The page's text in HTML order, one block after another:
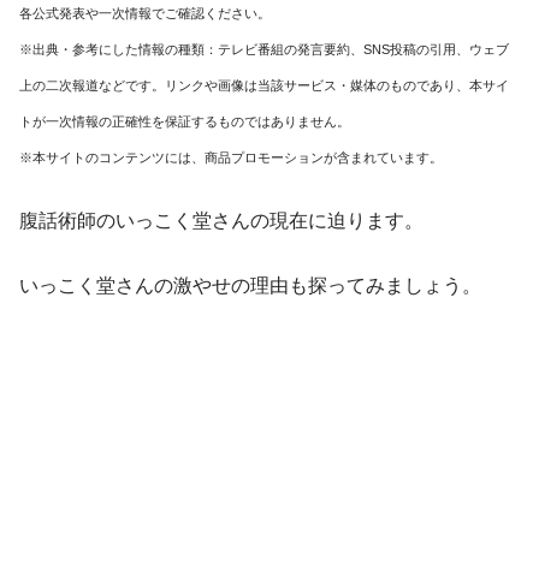
各公式発表や一次情報でご確認ください。
※出典・参考にした情報の種類：テレビ番組の発言要約、SNS投稿の引用、ウェブ
上の二次報道などです。リンクや画像は当該サービス・媒体のものであり、本サイ
トが一次情報の正確性を保証するものではありません。
※本サイトのコンテンツには、商品プロモーションが含まれています。
腹話術師のいっこく堂さんの現在に迫ります。
いっこく堂さんの激やせの理由も探ってみましょう。